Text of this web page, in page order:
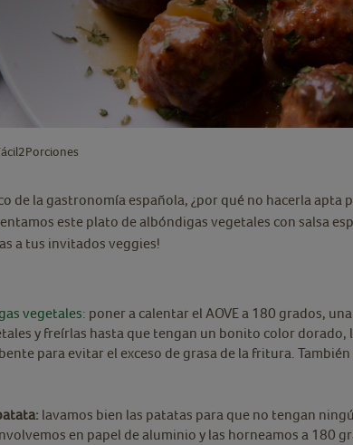
2Porciones
de la gastronomía española, ¿por qué no hacerla apta
este plato de albóndigas vegetales con salsa
a tus invitados veggies!
vegetales: poner a calentar el AOVE a 180 grados,
y freírlas hasta que tengan un bonito color dorado,
para evitar el exceso de grasa de la fritura.
lavamos bien las patatas para que no tengan
en papel de aluminio y las horneamos a 180